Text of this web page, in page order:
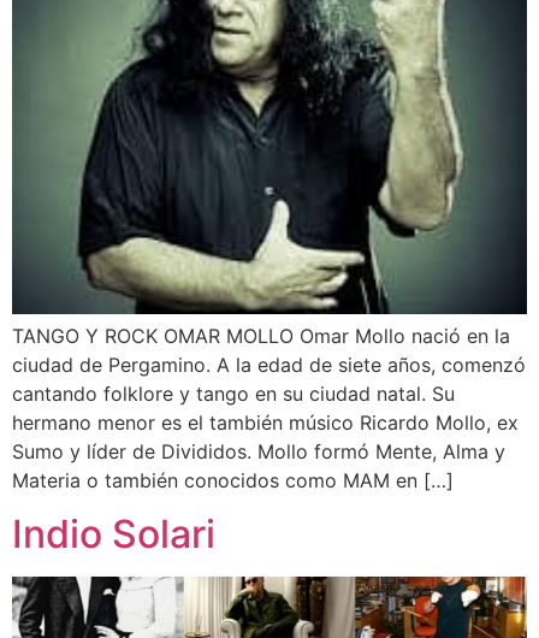
TANGO Y ROCK OMAR MOLLO Omar Mollo nació en la
ciudad de Pergamino. A la edad de siete años, comenzó
cantando folklore y tango en su ciudad natal. Su
hermano menor es el también músico Ricardo Mollo, ex
Sumo y líder de Divididos. Mollo formó Mente, Alma y
Materia o también conocidos como MAM en […]
Indio Solari